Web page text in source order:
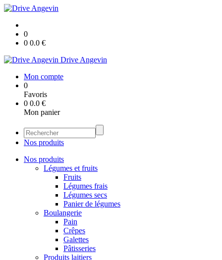
0
0 0.0 €
Drive Angevin
Mon compte
0
Favoris
0 0.0 €
Mon panier
Nos produits
Nos produits
Légumes et fruits
Fruits
Légumes frais
Légumes secs
Panier de légumes
Boulangerie
Pain
Crêpes
Galettes
Pâtisseries
Produits laitiers